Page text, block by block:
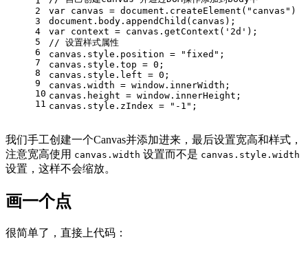
2
3
4
5
6
7
8
9
10
11
var canvas = document . createElement ( "canvas" )
document . body . appendChild (canvas);
var context = canvas. getContext ( '2d' );
// 设置样式属性
canvas. style . position = "fixed" ;
canvas. style . top = 0 ;
canvas. style . left = 0 ;
canvas. width = window . innerWidth ;
canvas. height = window . innerHeight ;
canvas. style . zIndex = "-1" ;
我们手工创建一个Canvas并添加进来，最后设置宽高和样式，
注意宽高使用 canvas.width 设置而不是 canvas.style.width
设置，这样不会缩放。
画一个点
很简单了，直接上代码：